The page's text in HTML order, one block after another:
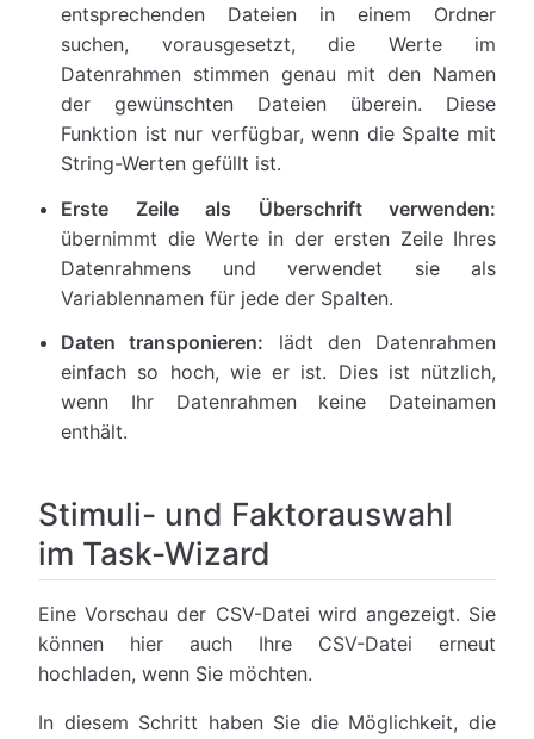
entsprechenden Dateien in einem Ordner
suchen, vorausgesetzt, die Werte im
Datenrahmen stimmen genau mit den Namen
der gewünschten Dateien überein. Diese
Funktion ist nur verfügbar, wenn die Spalte mit
String-Werten gefüllt ist.
Erste Zeile als Überschrift verwenden:
übernimmt die Werte in der ersten Zeile Ihres
Datenrahmens und verwendet sie als
Variablennamen für jede der Spalten.
Daten transponieren: lädt den Datenrahmen
einfach so hoch, wie er ist. Dies ist nützlich,
wenn Ihr Datenrahmen keine Dateinamen
enthält.
Stimuli- und Faktorauswahl
im Task-Wizard
Eine Vorschau der CSV-Datei wird angezeigt. Sie
können hier auch Ihre CSV-Datei erneut
hochladen, wenn Sie möchten.
In diesem Schritt haben Sie die Möglichkeit, die